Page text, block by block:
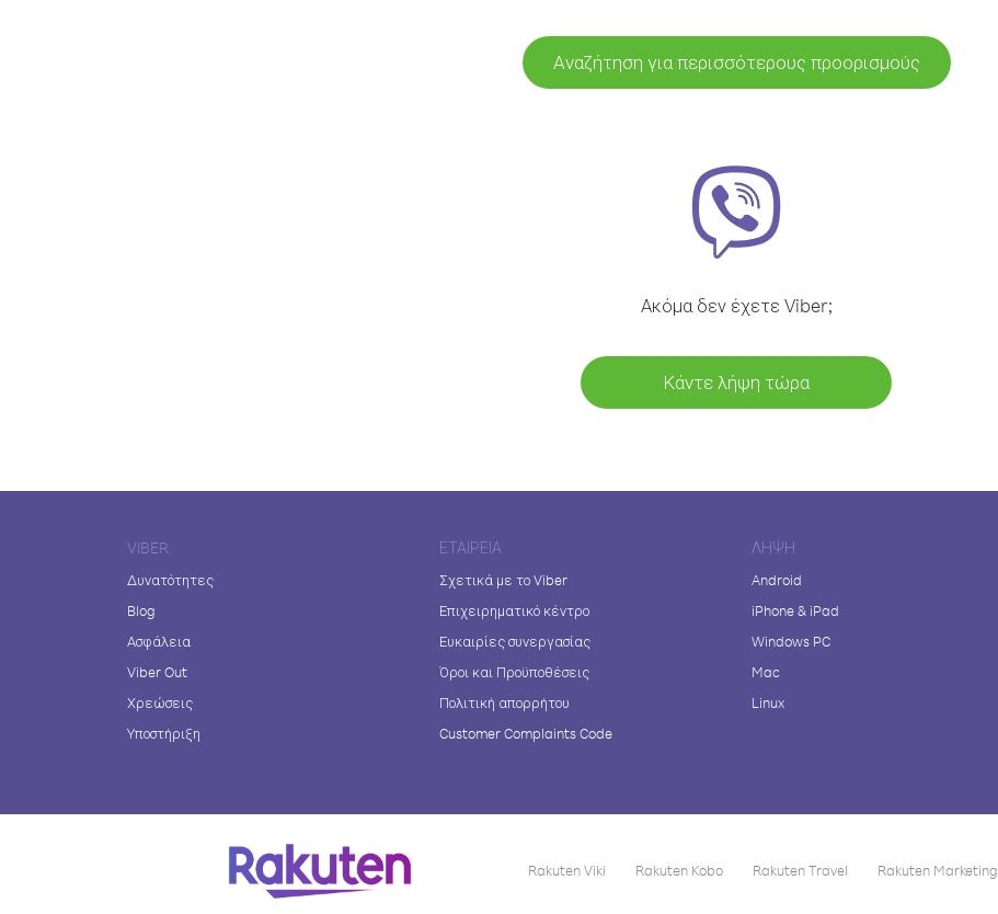
Αναζήτηση για περισσότερους προορισμούς
Ακόμα δεν έχετε Viber;
Κάντε λήψη τώρα
VIBER
Δυνατότητες
Blog
Ασφάλεια
Viber Out
Χρεώσεις
Υποστήριξη
ΕΤΑΙΡΕΊΑ
Σχετικά με το Viber
Επιχειρηματικό κέντρο
Ευκαιρίες συνεργασίας
Όροι και Προϋποθέσεις
Πολιτική απορρήτου
Customer Complaints Code
ΛΉΨΗ
Android
iPhone & iPad
Windows PC
Mac
Linux
Rakuten Viki Rakuten Kobo Rakuten Travel Rakuten Marketing